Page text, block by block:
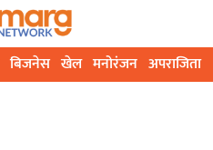
बिजनेस खेल मनोरंजन अपराजिता